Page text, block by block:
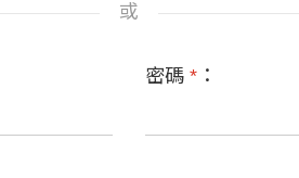
或
密碼 * ：